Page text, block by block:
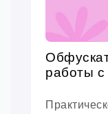
работы с